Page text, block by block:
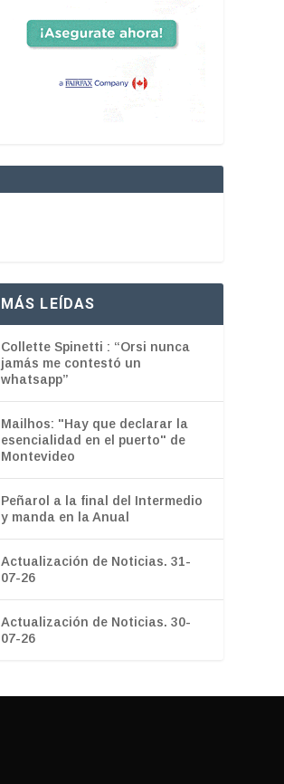
MÁS LEÍDAS
Collette Spinetti : “Orsi nunca
jamás me contestó un
whatsapp”
Mailhos: "Hay que declarar la
esencialidad en el puerto" de
Montevideo
Peñarol a la final del Intermedio
y manda en la Anual
Actualización de Noticias. 31-
07-26
Actualización de Noticias. 30-
07-26